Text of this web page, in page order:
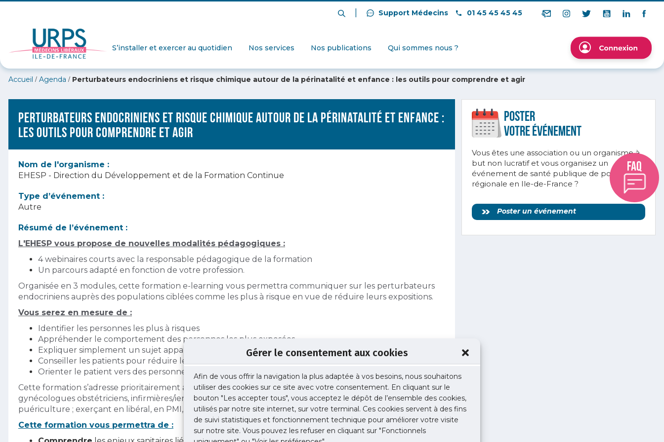
Gérer le consentement aux cookies
Afin de vous offrir la navigation la plus adaptée à vos besoins, nous souhaitons
utiliser des cookies sur ce site avec votre consentement. En cliquant sur le
bouton "Les accepter tous", vous acceptez le dépôt de l’ensemble des cookies,
utilisés par notre site internet, sur votre terminal. Ces cookies servent à des fins
de suivi statistiques et fonctionnement technique pour améliorer votre visite
sur notre site. Vous pouvez les refuser en cliquant sur "Fonctionnels
Support Médecins 01 45 45 45 45
S’installer et exercer au quotidien Nos services Nos publications Qui sommes nous ?
Accueil / Agenda / Perturbateurs endocriniens et risque chimique autour de la périnatalité et enfance : les outils pour comprendre et agir
Perturbateurs endocriniens et risque chimique autour de la périnatalité et enfance :
les outils pour comprendre et agir
Nom de l'organisme :
EHESP - Direction du Développement et de la Formation Continue
Type d’événement :
Autre
Résumé de l’événement :
L'EHESP vous propose de nouvelles modalités pédagogiques :
4 webinaires courts avec la responsable pédagogique de la formation
Un parcours adapté en fonction de votre profession.
Organisée en 3 modules, cette formation e-learning vous permettra communiquer sur les perturbateurs
endocriniens auprès des populations ciblées comme les plus à risque en vue de réduire leurs expositions.
Vous serez en mesure de :
Identifier les personnes les plus à risques
Appréhender le comportement des personnes les plus exposées
Expliquer simplement un sujet apparaissant comme anxiogène
Conseiller les patients pour réduire leurs expositions
Orienter le patient vers des personnes ou des structures référentes
Cette formation s’adresse prioritairement aux médecins généralistes, pédiatres, endocrinologues,
gynécologues obstétriciens, infirmières/iers diplômé.e.s d’Etat et sage-femme, incluant les spécialités de
puériculture ; exerçant en libéral, en PMI, en établissement de soins, et au sein de l’éducation nationale.
Cette formation vous permettra de :
Poster
votre ÉVÉnement
Vous êtes une association ou un organisme à
but non lucratif et vous organisez un
événement de santé publique de portée
régionale en Ile-de-France ?
Poster un événement